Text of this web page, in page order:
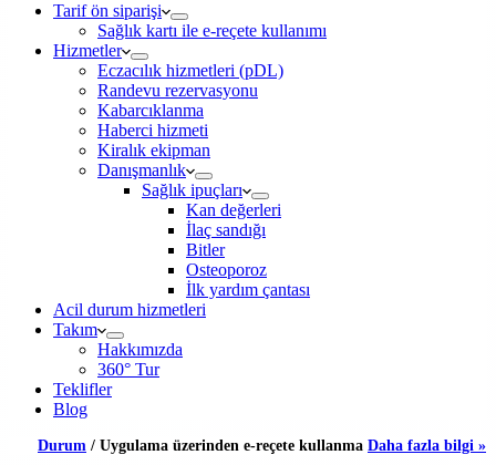
Tarif ön siparişi
Sağlık kartı ile e-reçete kullanımı
Hizmetler
Eczacılık hizmetleri (pDL)
Randevu rezervasyonu
Kabarcıklanma
Haberci hizmeti
Kiralık ekipman
Danışmanlık
Sağlık ipuçları
Kan değerleri
İlaç sandığı
Bitler
Osteoporoz
İlk yardım çantası
Acil durum hizmetleri
Takım
Hakkımızda
360° Tur
Teklifler
Blog
Durum / Uygulama üzerinden e-reçete kullanma Daha fazla bilgi »